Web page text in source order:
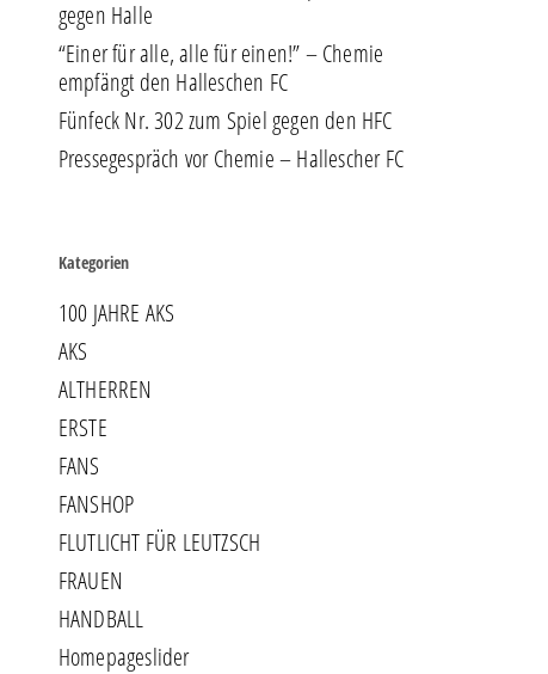
gegen Halle
“Einer für alle, alle für einen!” – Chemie
empfängt den Halleschen FC
Fünfeck Nr. 302 zum Spiel gegen den HFC
Pressegespräch vor Chemie – Hallescher FC
Kategorien
100 JAHRE AKS
AKS
ALTHERREN
ERSTE
FANS
FANSHOP
FLUTLICHT FÜR LEUTZSCH
FRAUEN
HANDBALL
Homepageslider